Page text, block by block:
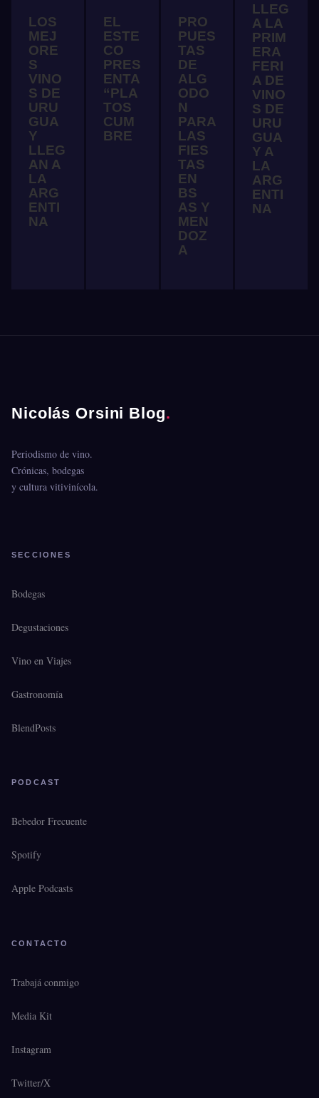
LOS
MEJ
ORE
S
VINO
S DE
URU
GUA
Y
LLEG
AN A
LA
ARG
ENTI
NA
EL
ESTE
CO
PRES
ENTA
“PLA
TOS
CUM
BRE
PRO
PUES
TAS
DE
ALG
ODO
N
PARA
LAS
FIES
TAS
EN
BS
AS Y
MEN
DOZ
A
LLEG
A LA
PRIM
ERA
FERI
A DE
VINO
S DE
URU
GUA
Y A
LA
ARG
ENTI
NA
Nicolás Orsini Blog.
Periodismo de vino.
Crónicas, bodegas
y cultura vitivinícola.
SECCIONES
Bodegas
Degustaciones
Vino en Viajes
Gastronomía
BlendPosts
PODCAST
Bebedor Frecuente
Spotify
Apple Podcasts
CONTACTO
Trabajá conmigo
Media Kit
Instagram
Twitter/X